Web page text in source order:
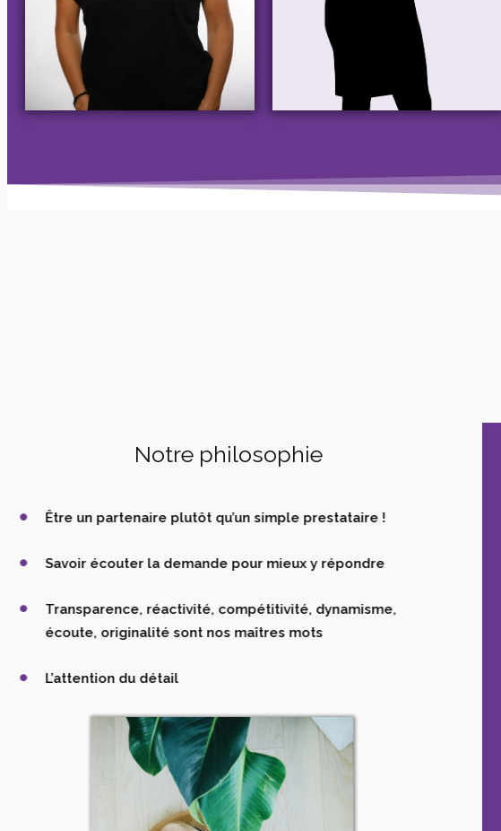
Notre philosophie
Être un partenaire plutôt qu’un simple prestataire !
Savoir écouter la demande pour mieux y répondre
Transparence, réactivité, compétitivité, dynamisme,
écoute, originalité sont nos maîtres mots
L’attention du détail